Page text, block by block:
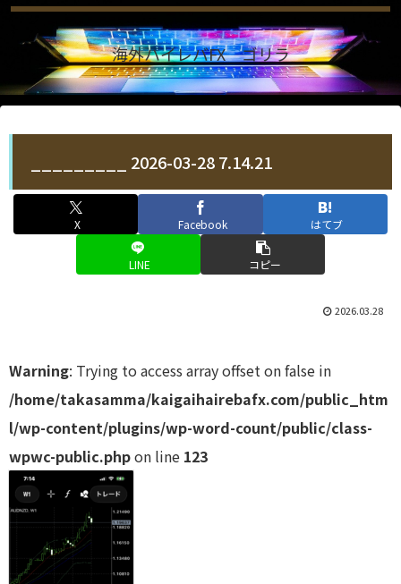
海外ハイレバFX ゴリラ
_________ 2026-03-28 7.14.21
X Facebook はてブ
LINE コピー
2026.03.28
Warning: Trying to access array offset on false in
/home/takasamma/kaigaihairebafx.com/public_htm
l/wp-content/plugins/wp-word-count/public/class-
wpwc-public.phpon line 123